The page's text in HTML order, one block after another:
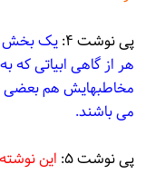
پی نوشت ۴: یکبخش
هر از گاهی ابیاتی که
مخاطبهایش هم
می باشند.
پی نوشت ۵: این